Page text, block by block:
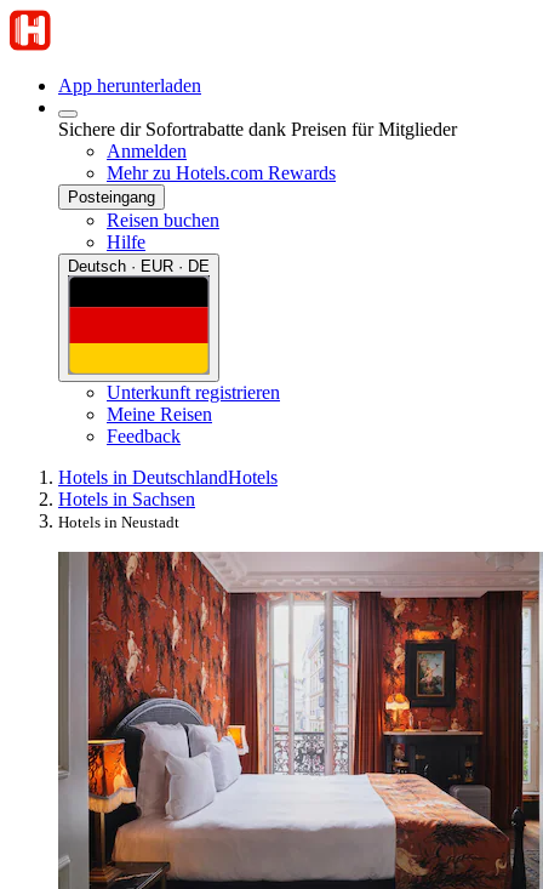
App herunterladen
Sichere dir Sofortrabatte dank Preisen für Mitglieder
Anmelden
Mehr zu Hotels.com Rewards
Posteingang
Reisen buchen
Hilfe
Deutsch · EUR · DE
Unterkunft registrieren
Meine Reisen
Feedback
Hotels in DeutschlandHotels
Hotels in Sachsen
Hotels in Neustadt